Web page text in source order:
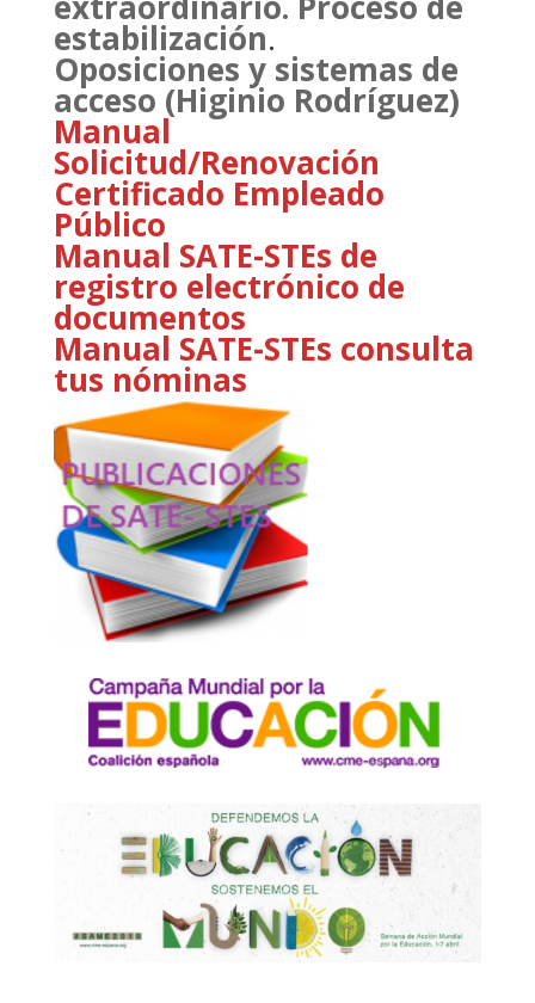
estabilización.
Oposiciones y sistemas de
acceso (Higinio Rodríguez)
Manual
Solicitud/Renovación
Certificado Empleado
Público
Manual SATE-STEs de
registro electrónico de
documentos
Manual SATE-STEs consulta
tus nóminas